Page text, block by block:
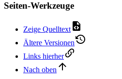
Seiten-Werkzeuge
Zeige Quelltext
Ältere Versionen
Links hierher
Nach oben